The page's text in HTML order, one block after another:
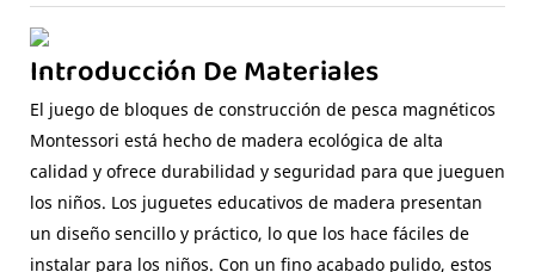
Introducción De Materiales
El juego de bloques de construcción de pesca magnéticos
Montessori está hecho de madera ecológica de alta
calidad y ofrece durabilidad y seguridad para que jueguen
los niños. Los juguetes educativos de madera presentan
un diseño sencillo y práctico, lo que los hace fáciles de
instalar para los niños. Con un fino acabado pulido, estos